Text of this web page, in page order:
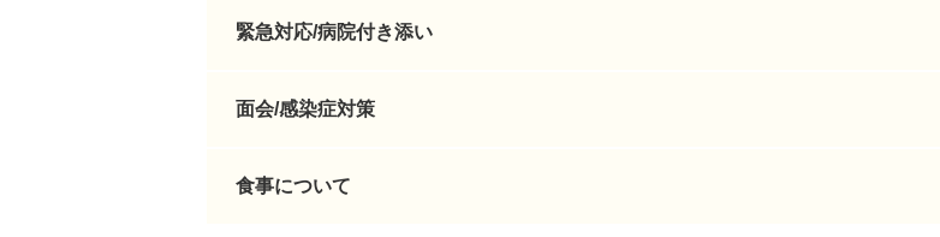
緊急対応/病院付き添い
面会/感染症対策
食事について